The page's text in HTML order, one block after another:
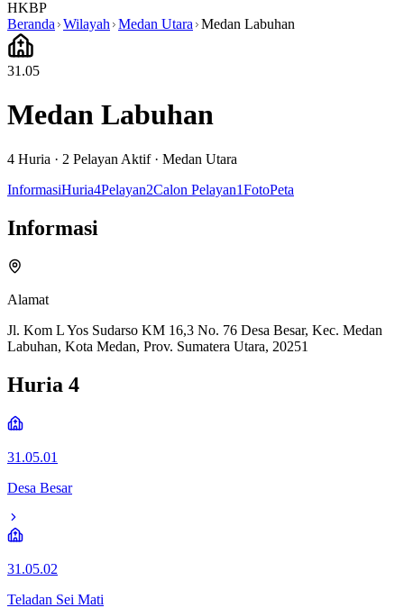
HKBP
Beranda Wilayah Medan Utara Medan Labuhan
31.05
Medan Labuhan
4 Huria · 2 Pelayan Aktif· Medan Utara
InformasiHuria4Pelayan2Calon Pelayan1FotoPeta
Informasi
Alamat
Jl. Kom L Yos Sudarso KM 16,3 No. 76 Desa Besar, Kec. Medan
Labuhan, Kota Medan, Prov. Sumatera Utara, 20251
Huria 4
31.05.01
Desa Besar
31.05.02
Teladan Sei Mati